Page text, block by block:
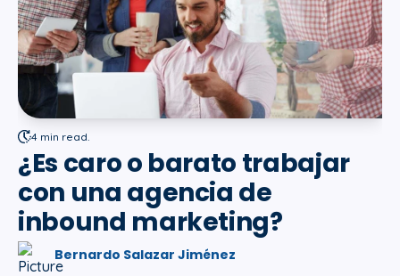
4 min read.
¿Es caro o barato trabajar
con una agencia de
inbound marketing?
Bernardo Salazar Jiménez